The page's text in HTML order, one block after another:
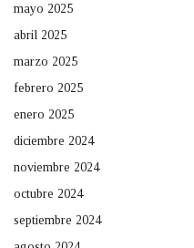
mayo 2025
abril 2025
marzo 2025
febrero 2025
enero 2025
diciembre 2024
noviembre 2024
octubre 2024
septiembre 2024